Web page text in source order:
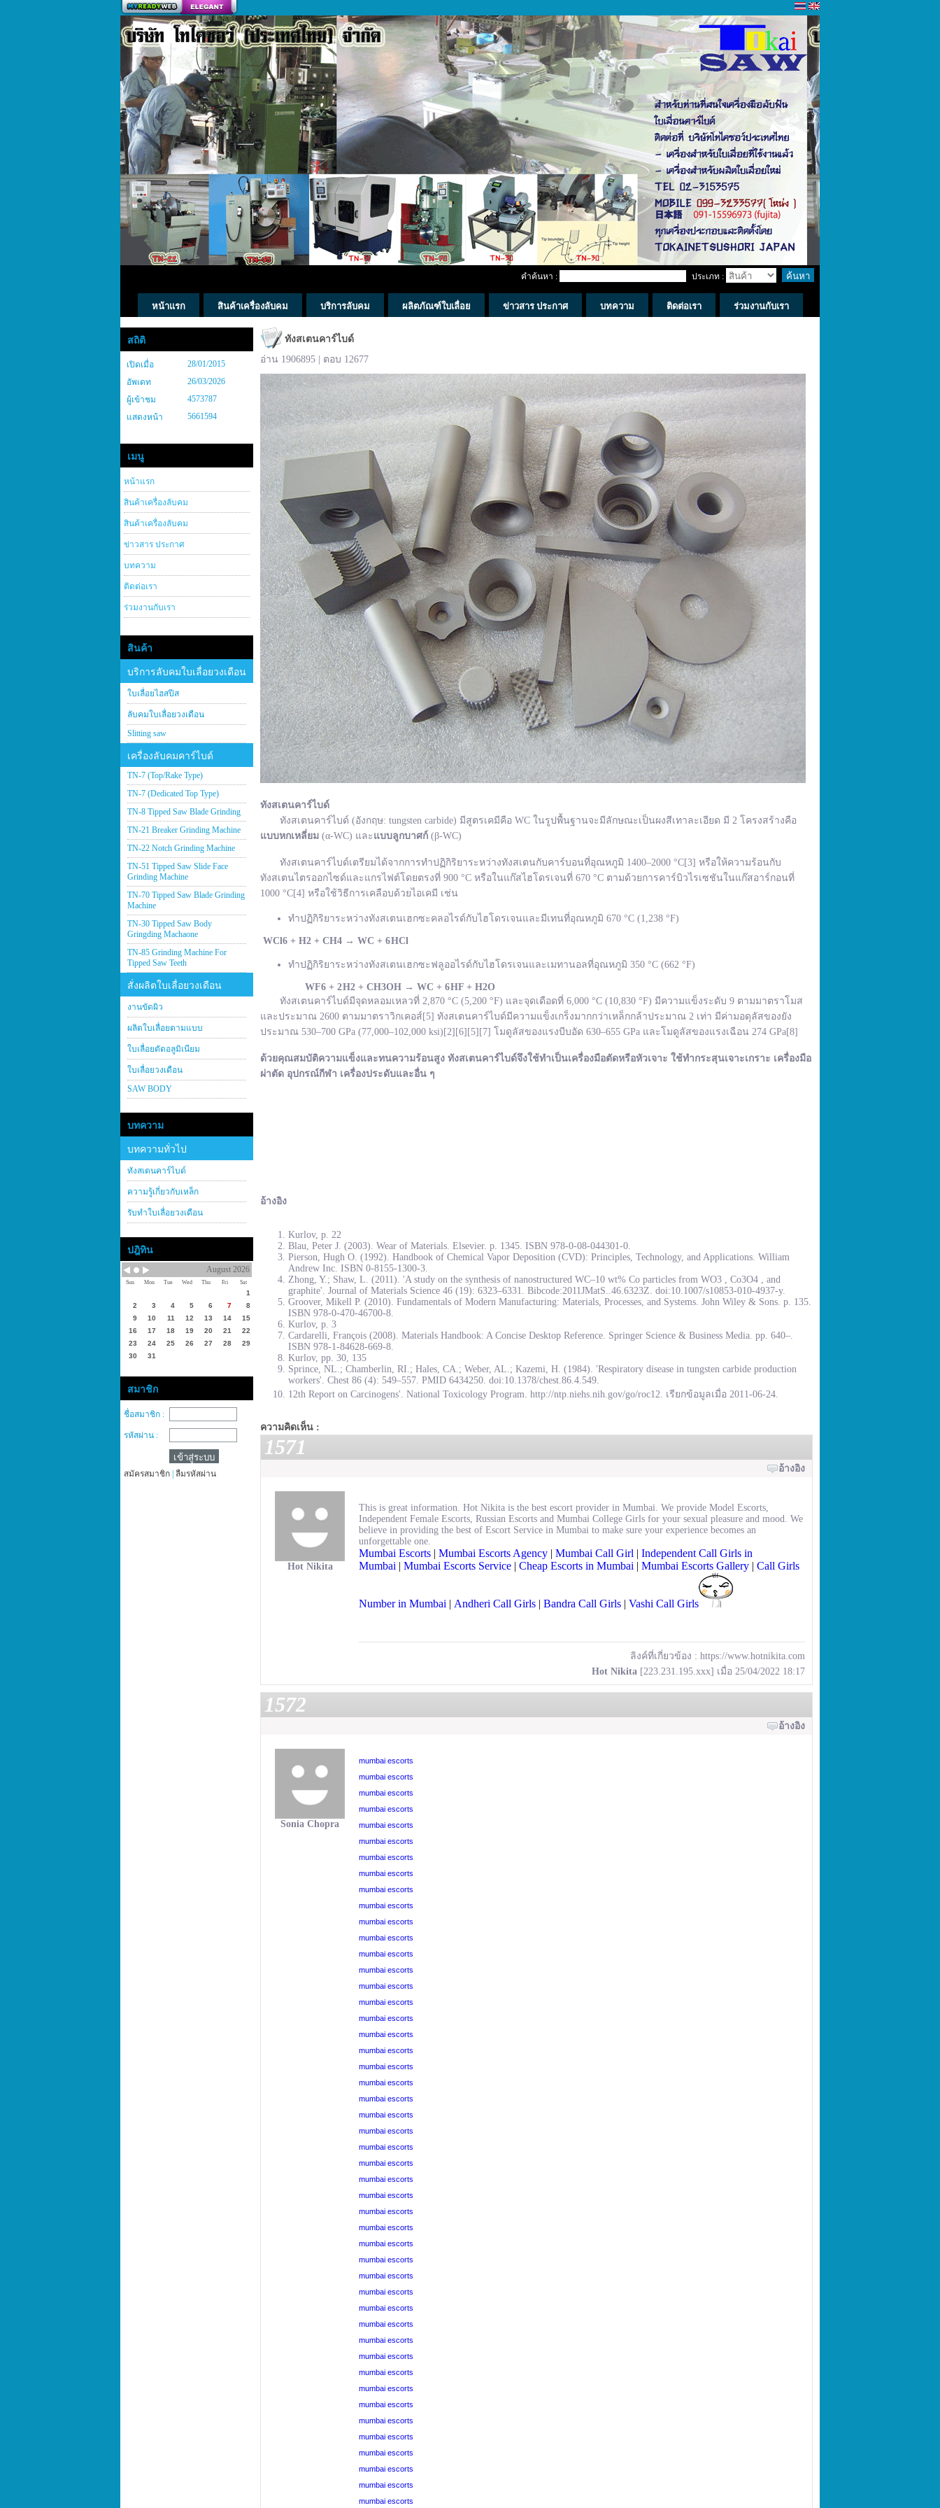
สร้างเว็บ
คำค้นหา : ประเภท :
หน้าแรก สินค้าเครื่องลับคม บริการลับคม ผลิตภัณฑ์ใบเลื่อย ข่าวสาร ประกาศ บทความ ติดต่อเรา ร่วมงานกับเรา
สถิติ
เปิดเมื่อ
28/01/2015
อัพเดท
26/03/2026
ผู้เข้าชม
4573787
แสดงหน้า
5661594
เมนู
หน้าแรก
สินค้าเครื่องลับคม
สินค้าเครื่องลับคม
ข่าวสาร ประกาศ
บทความ
ติดต่อเรา
ร่วมงานกับเรา
สินค้า
บริการลับคมใบเลื่อยวงเดือน
ใบเลื่อยไฮสปีส
ลับคมใบเลื่อยวงเดือน
Slitting saw
เครื่องลับคมคาร์ไบด์
TN-7 (Top/Rake Type)
TN-7 (Dedicated Top Type)
TN-8 Tipped Saw Blade Grinding
TN-21 Breaker Grinding Machine
TN-22 Notch Grinding Machine
TN-51 Tipped Saw Slide Face
Grinding Machine
TN-70 Tipped Saw Blade Grinding
Machine
TN-30 Tipped Saw Body
Gringding Machaone
TN-85 Grinding Machine For
Tipped Saw Teeth
สั่งผลิตใบเลื่อยวงเดือน
งานขัดผิว
ผลิตใบเลื่อยตามแบบ
ใบเลื่อยตัดอลูมิเนียม
ใบเลื่อยวงเดือน
SAW BODY
บทความ
บทความทั่วไป
ทังสเตนคาร์ไบด์
ความรู้เกี่ยวกับเหล็ก
รับทำใบเลื่อยวงเดือน
ปฎิทิน
August 2026
Sun Mon Tue Wed Thu Fri Sat
1
2
3 4 5 6 7
8
9
10 11 12 13 14
15
16
17 18 19 20 21
22
23
24 25 26 27 28
29
30
31
สมาชิก
ชื่อสมาชิก :
รหัสผ่าน :
สมัครสมาชิก ลืมรหัสผ่าน
ทังสเตนคาร์ไบด์
อ่าน 1906895 | ตอบ 12677
ทังสเตนคาร์ไบด์
ทังสเตนคาร์ไบด์ (อังกฤษ: tungsten carbide) มีสูตรเคมีคือ WC ในรูปพื้นฐานจะมีลักษณะเป็นผงสีเทาละเอียด มี 2 โครงสร้างคือ
แบบหกเหลี่ยม (α-WC) และ แบบลูกบาศก์ (β-WC)
ทังสเตนคาร์ไบด์เตรียมได้จากการทำปฏิกิริยาระหว่างทังสเตนกับคาร์บอนที่อุณหภูมิ 1400–2000 °C[3] หรือให้ความร้อนกับ
ทังสเตนไตรออกไซด์และแกรไฟต์โดยตรงที่ 900 °C หรือในแก๊สไฮโดรเจนที่ 670 °C ตามด้วยการคาร์บิวไรเซชันในแก๊สอาร์กอนที่
1000 °C[4] หรือใช้วิธีการเคลือบด้วยไอเคมี เช่น
ทำปฏิกิริยาระหว่างทังสเตนเฮกซะคลอไรด์กับไฮโดรเจนและมีเทนที่อุณหภูมิ 670 °C (1,238 °F)
WCl6 + H2 + CH4 → WC + 6 HCl
ทำปฏิกิริยาระหว่างทังสเตนเฮกซะฟลูออไรด์กับไฮโดรเจนและเมทานอลที่อุณหภูมิ 350 °C (662 °F)
WF6 + 2 H2 + CH3OH → WC + 6 HF + H2O
ทังสเตนคาร์ไบด์มีจุดหลอมเหลวที่ 2,870 °C (5,200 °F) และจุดเดือดที่ 6,000 °C (10,830 °F) มีความแข็งระดับ 9 ตามมาตราโมส
และประมาณ 2600 ตามมาตราวิกเคอส์[5] ทังสเตนคาร์ไบด์มีความแข็งเกร็งมากกว่าเหล็กกล้าประมาณ 2 เท่า มีค่ามอดุลัสของยัง
ประมาณ 530–700 GPa (77,000–102,000 ksi)[2][6][5][7] โมดูลัสของแรงบีบอัด 630–655 GPa และโมดูลัสของแรงเฉือน 274 GPa[8]
ด้วยคุณสมบัติความแข็งและทนความร้อนสูง ทังสเตนคาร์ไบด์จึงใช้ทำเป็นเครื่องมือตัดหรือหัวเจาะ ใช้ทำกระสุนเจาะเกราะ เครื่องมือ
ผ่าตัด อุปกรณ์กีฬา เครื่องประดับและอื่น ๆ
อ้างอิง
Kurlov, p. 22
Blau, Peter J. (2003). Wear of Materials. Elsevier. p. 1345. ISBN 978-0-08-044301-0.
Pierson, Hugh O. (1992). Handbook of Chemical Vapor Deposition (CVD): Principles, Technology, and Applications. William
Andrew Inc. ISBN 0-8155-1300-3.
Zhong, Y.; Shaw, L. (2011). 'A study on the synthesis of nanostructured WC–10 wt% Co particles from WO3 , Co3O4 , and
graphite'. Journal of Materials Science 46 (19): 6323–6331. Bibcode:2011JMatS..46.6323Z. doi:10.1007/s10853-010-4937-y.
Groover, Mikell P. (2010). Fundamentals of Modern Manufacturing: Materials, Processes, and Systems. John Wiley & Sons. p. 135.
ISBN 978-0-470-46700-8.
Kurlov, p. 3
Cardarelli, François (2008). Materials Handbook: A Concise Desktop Reference. Springer Science & Business Media. pp. 640–.
ISBN 978-1-84628-669-8.
Kurlov, pp. 30, 135
Sprince, NL.; Chamberlin, RI.; Hales, CA.; Weber, AL.; Kazemi, H. (1984). 'Respiratory disease in tungsten carbide production
workers'. Chest 86 (4): 549–557. PMID 6434250. doi:10.1378/chest.86.4.549.
12th Report on Carcinogens'. National Toxicology Program. http://ntp.niehs.nih.gov/go/roc12. เรียกข้อมูลเมื่อ 2011-06-24.
ความคิดเห็น :
1571
อ้างอิง
Hot Nikita
This is great information. Hot Nikita is the best escort provider in Mumbai. We provide Model Escorts,
Independent Female Escorts, Russian Escorts and Mumbai College Girls for your sexual pleasure and mood. We
believe in providing the best of Escort Service in Mumbai to make sure your experience becomes an
unforgettable one.
Mumbai Escorts | Mumbai Escorts Agency | Mumbai Call Girl | Independent Call Girls in
Mumbai | Mumbai Escorts Service | Cheap Escorts in Mumbai | Mumbai Escorts Gallery | Call Girls
Number in Mumbai | Andheri Call Girls | Bandra Call Girls | Vashi Call Girls
ลิงค์ที่เกี่ยวข้อง : https://www.hotnikita.com
Hot Nikita [223.231.195.xxx] เมื่อ 25/04/2022 18:17
1572
อ้างอิง
Sonia Chopra
mumbai escorts
mumbai escorts
mumbai escorts
mumbai escorts
mumbai escorts
mumbai escorts
mumbai escorts
mumbai escorts
mumbai escorts
mumbai escorts
mumbai escorts
mumbai escorts
mumbai escorts
mumbai escorts
mumbai escorts
mumbai escorts
mumbai escorts
mumbai escorts
mumbai escorts
mumbai escorts
mumbai escorts
mumbai escorts
mumbai escorts
mumbai escorts
mumbai escorts
mumbai escorts
mumbai escorts
mumbai escorts
mumbai escorts
mumbai escorts
mumbai escorts
mumbai escorts
mumbai escorts
mumbai escorts
mumbai escorts
mumbai escorts
mumbai escorts
mumbai escorts
mumbai escorts
mumbai escorts
mumbai escorts
mumbai escorts
mumbai escorts
mumbai escorts
mumbai escorts
mumbai escorts
mumbai escorts